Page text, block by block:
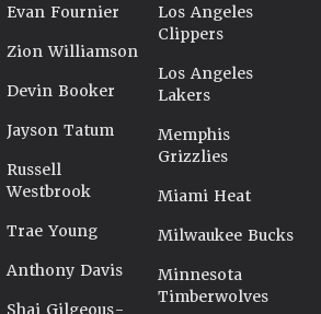
Evan Fournier
Zion Williamson
Devin Booker
Jayson Tatum
Russell
Westbrook
Trae Young
Anthony Davis
Shai Gilgeous-
Los Angeles
Clippers
Los Angeles
Lakers
Memphis
Grizzlies
Miami Heat
Milwaukee Bucks
Minnesota
Timberwolves